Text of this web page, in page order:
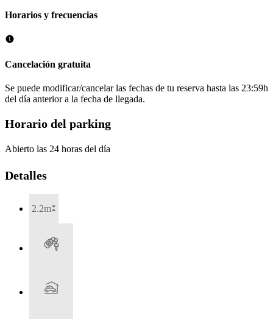
Horarios y frecuencias
Cancelación gratuita
Se puede modificar/cancelar las fechas de tu reserva hasta las 23:59h
del día anterior a la fecha de llegada.
Horario del parking
Abierto las 24 horas del día
Detalles
2.2m